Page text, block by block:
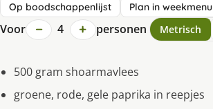
Op boodschappenlijst Plan in weekmenu
Voor − 4 + personen Metrisch
500 gram shoarmavlees
groene, rode, gele paprika in reepjes